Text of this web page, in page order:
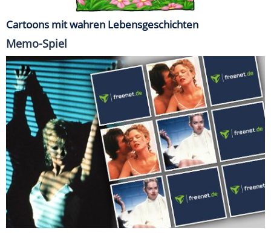
Cartoons mit wahren Lebensgeschichten
Memo-Spiel